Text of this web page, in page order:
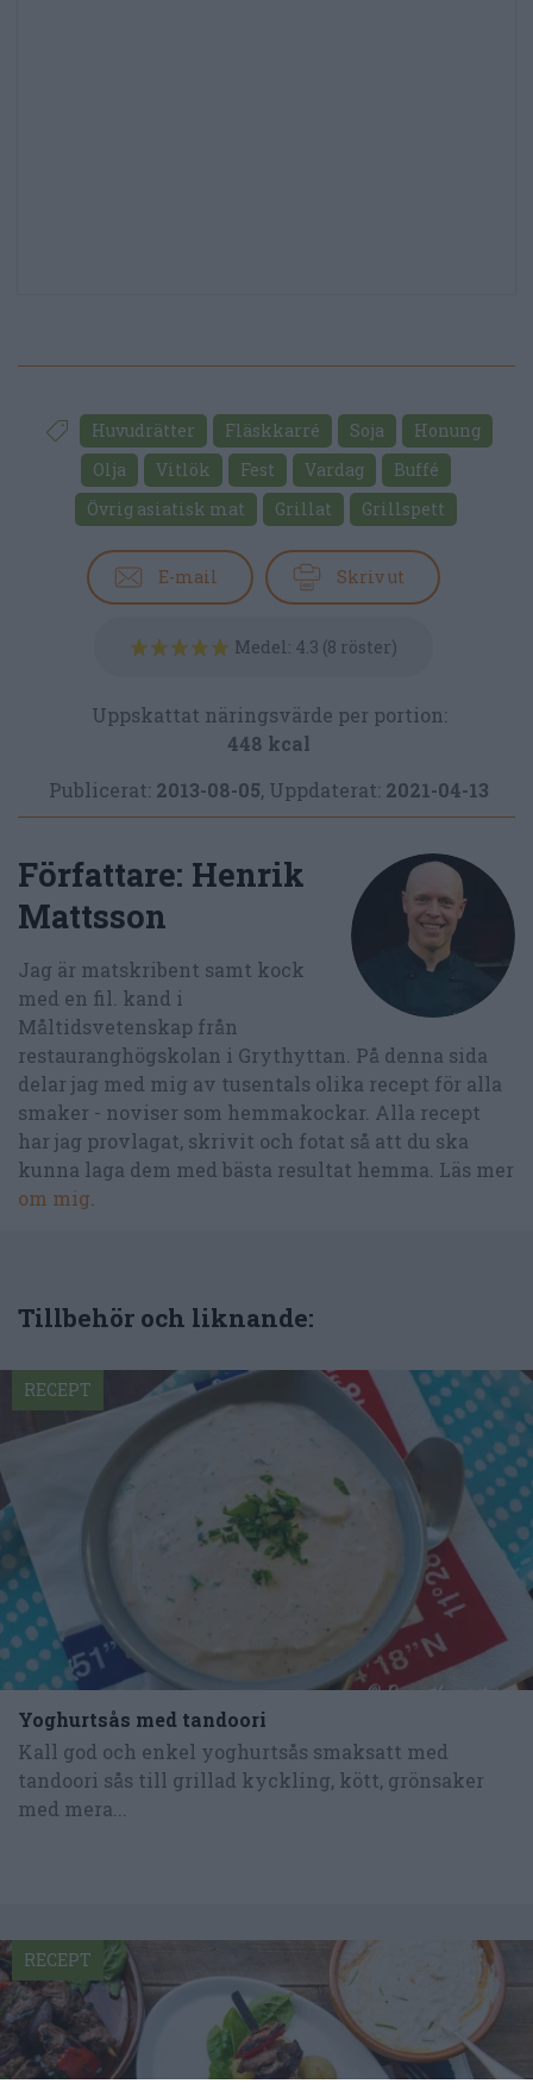
Huvudrätter Fläskkarré Soja
Honung
Olja
Vitlök Fest Vardag
Buffé
Övrig asiatisk mat
Grillat Grillspett
E-mail Skriv ut
Medel: 4.3 (8 röster)
Uppskattat näringsvärde per portion:
448 kcal
Publicerat: 2013-08-05, Uppdaterat: 2021-04-13
Författare: Henrik
Mattsson
Jag är matskribent samt kock
med en fil. kand i
Måltidsvetenskap från
restauranghögskolan i Grythyttan. På denna sida
delar jag med mig av tusentals olika recept för alla
smaker - noviser som hemmakockar. Alla recept
har jag provlagat, skrivit och fotat så att du ska
kunna laga dem med bästa resultat hemma. Läs mer
om mig.
Tillbehör och liknande:
Yoghurtsås med tandoori
Kall god och enkel yoghurtsås smaksatt med
tandoori sås till grillad kyckling, kött, grönsaker
med mera...
RECEPT
RECEPT